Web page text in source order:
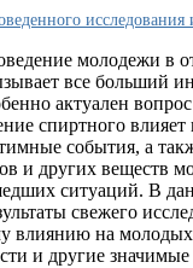
о
выпивки
молодежи в
все больший
актуален
спиртного
события, а
и других веществ
ситуаций. В
свежего
влиянию на
и другие значимые